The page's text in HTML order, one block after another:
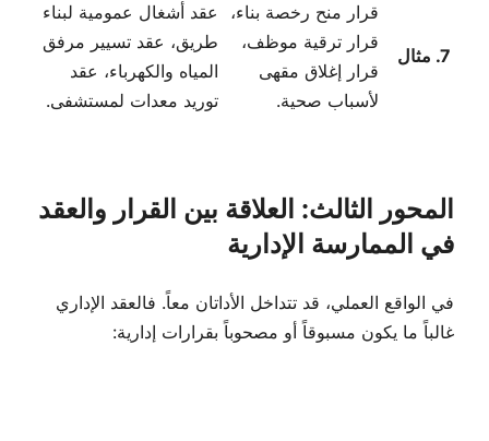
7. مثال
قرار منح رخصة بناء،
قرار ترقية موظف،
قرار إغلاق مقهى
لأسباب صحية.
عقد أشغال عمومية لبناء
طريق، عقد تسيير مرفق
المياه والكهرباء، عقد
توريد معدات لمستشفى.
المحور الثالث: العلاقة بين القرار والعقد
في الممارسة الإدارية
في الواقع العملي، قد تتداخل الأداتان معاً. فالعقد الإداري
غالباً ما يكون مسبوقاً أو مصحوباً بقرارات إدارية: